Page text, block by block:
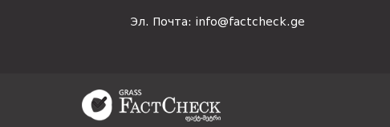
Эл. Почта: info@factcheck.ge